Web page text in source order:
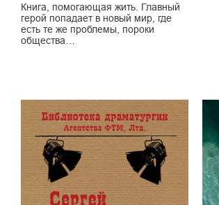
Книга, помогающая жить. Главный
герой попадает в новый мир, где
есть те же проблемы, пороки
общества…